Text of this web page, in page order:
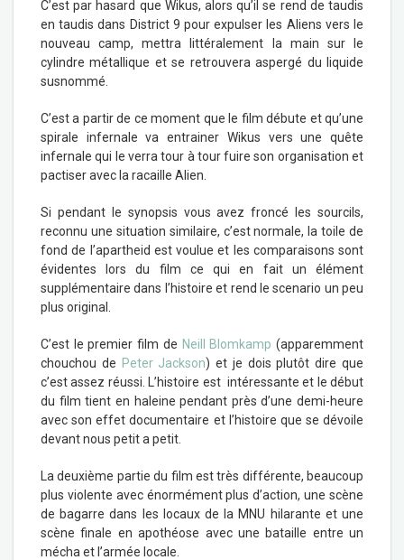
C’est par hasard que Wikus, alors qu’il se rend de taudis
en taudis dans District 9 pour expulser les Aliens vers le
nouveau camp, mettra littéralement la main sur le
cylindre métallique et se retrouvera aspergé du liquide
susnommé.
C’est a partir de ce moment que le film débute et qu’une
spirale infernale va entrainer Wikus vers une quête
infernale qui le verra tour à tour fuire son organisation et
pactiser avec la racaille Alien.
Si pendant le synopsis vous avez froncé les sourcils,
reconnu une situation similaire, c’est normale, la toile de
fond de l’apartheid est voulue et les comparaisons sont
évidentes lors du film ce qui en fait un élément
supplémentaire dans l’histoire et rend le scenario un peu
plus original.
C’est le premier film de Neill Blomkamp (apparemment
chouchou de Peter Jackson) et je dois plutôt dire que
c’est assez réussi. L’histoire est intéressante et le début
du film tient en haleine pendant près d’une demi-heure
avec son effet documentaire et l’histoire que se dévoile
devant nous petit a petit.
La deuxième partie du film est très différente, beaucoup
plus violente avec énormément plus d’action, une scène
de bagarre dans les locaux de la MNU hilarante et une
scène finale en apothéose avec une bataille entre un
mécha et l’armée locale.